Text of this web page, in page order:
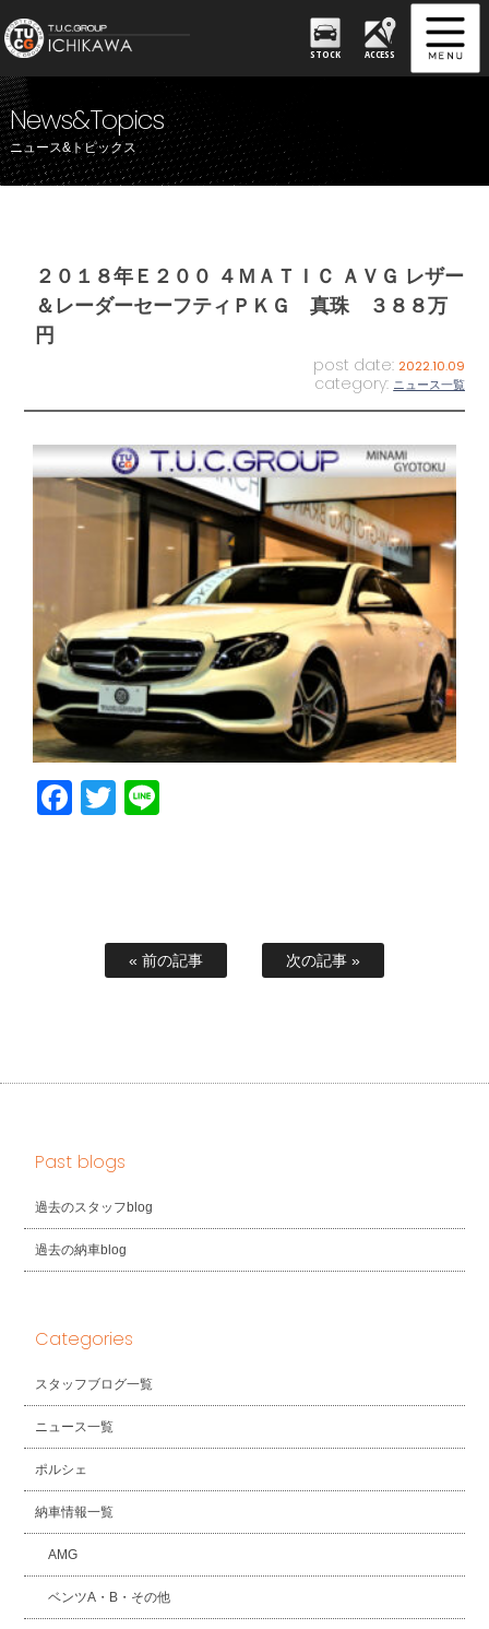
STOCK ACCESS
News&Topics
ニュース&トピックス
２０１８年Ｅ２００ ４ＭＡＴＩＣ ＡＶＧ レザー
＆レーダーセーフティＰＫＧ 真珠 ３８８万
円
post date: 2022.10.09
category: ニュース一覧
Facebook
Twitter
« 前の記事 次の記事 »
Past blogs
過去のスタッフblog
過去の納車blog
Categories
スタッフブログ一覧
ニュース一覧
ポルシェ
納車情報一覧
AMG
ベンツA・B・その他